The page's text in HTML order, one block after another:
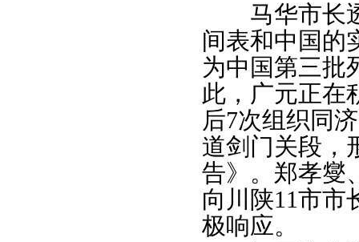
马华市长透
间表和中国的
为中国第三批
此，广元正在
后7次组织同
道剑门关段，
告》。郑孝燮
向川陕11市市
极响应。